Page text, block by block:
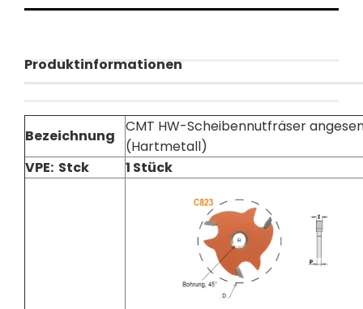
Produktinformationen
Bezeichnung
CMT HW-Scheibennutfräser
(Hartmetall)
VPE: Stck
1 Stück